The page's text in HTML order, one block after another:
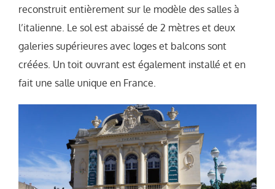
reconstruit entièrement sur le modèle des salles à
l’italienne. Le sol est abaissé de 2 mètres et deux
galeries supérieures avec loges et balcons sont
créées. Un toit ouvrant est également installé et en
fait une salle unique en France.